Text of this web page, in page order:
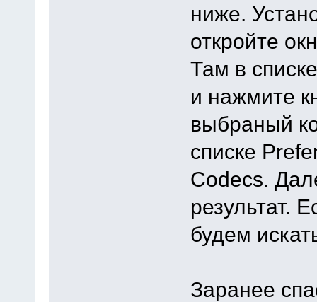
ниже.
откройте
Там в
и нажмите
выбраный
списке
Codecs.
результат.
будем
Заранее